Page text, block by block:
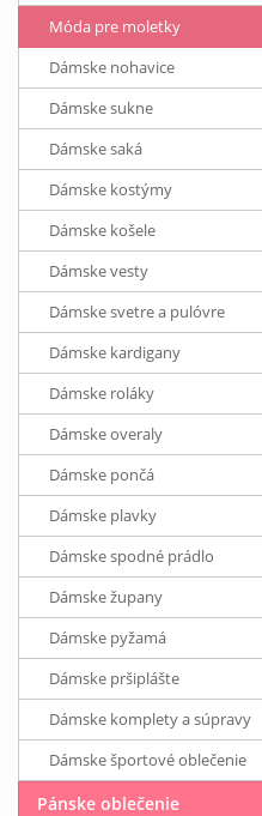
Móda pre moletky
Dámske nohavice
Dámske sukne
Dámske saká
Dámske kostýmy
Dámske košele
Dámske vesty
Dámske svetre a pulóvre
Dámske kardigany
Dámske roláky
Dámske overaly
Dámske pončá
Dámske plavky
Dámske spodné prádlo
Dámske župany
Dámske pyžamá
Dámske pršiplášte
Dámske komplety a súpravy
Dámske športové oblečenie
Pánske oblečenie